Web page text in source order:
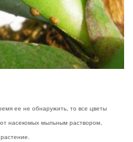
ее не обнаружить, то все цветы
насекомых мыльным раствором,